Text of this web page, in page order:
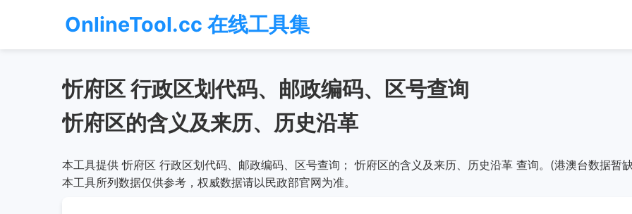
OnlineTool.cc 在线工具集
忻府区 行政区划代码、邮政编码、区号查询
忻府区的含义及来历、历史沿革
本工具提供 忻府区 行政区划代码、邮政编码、区号查询； 忻府区的含义及来历、历史沿革 查询。(港澳台数据暂
本工具所列数据仅供参考，权威数据请以民政部官网为准。